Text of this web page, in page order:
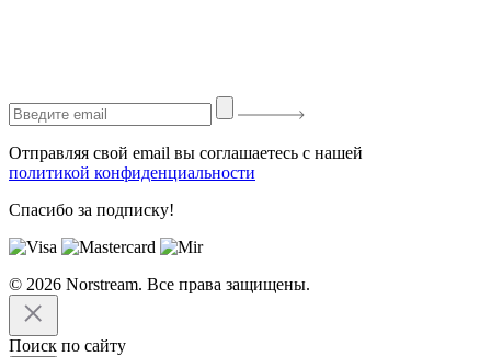
Отправляя свой email вы соглашаетесь с нашей
политикой конфиденциальности
Спасибо за подписку!
© 2026 Norstream. Все права защищены.
Поиск по сайту